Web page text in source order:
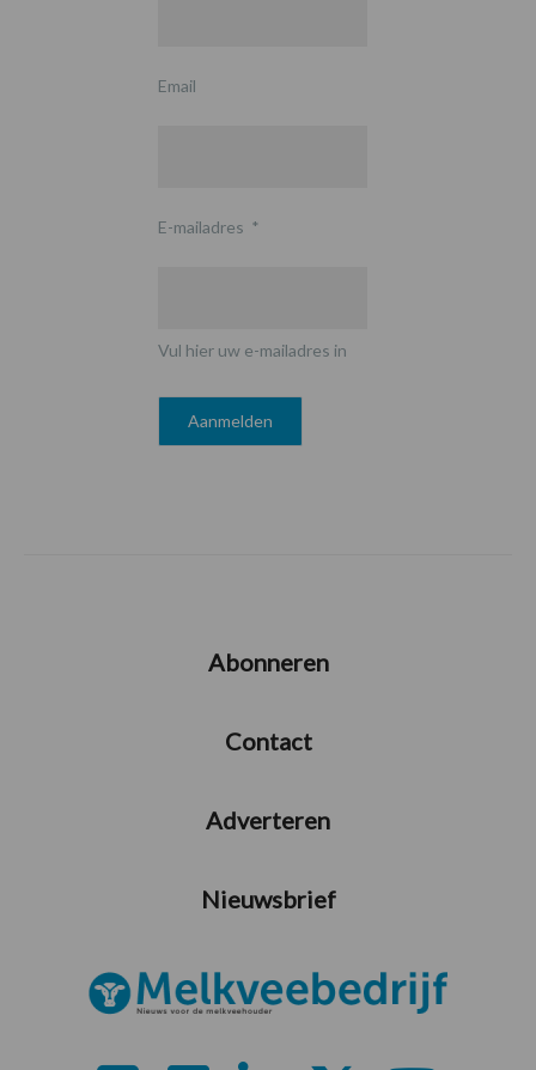
Email
E-mailadres *
Vul hier uw e-mailadres in
Abonneren
Contact
Adverteren
Nieuwsbrief